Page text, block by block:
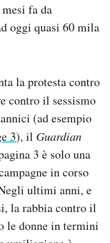
fa da
oggi quasi 60 mila
la protesta contro
contro il sessismo
(ad esempio
3), il Guardian
3 è solo una
in corso
ultimi anni, e
la rabbia contro il
le donne in termini